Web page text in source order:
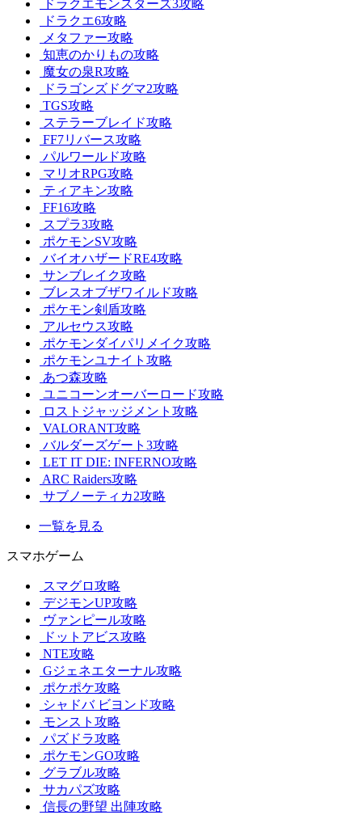
ドラクエモンスターズ3攻略
ドラクエ6攻略
メタファー攻略
知恵のかりもの攻略
魔女の泉R攻略
ドラゴンズドグマ2攻略
TGS攻略
ステラーブレイド攻略
FF7リバース攻略
パルワールド攻略
マリオRPG攻略
ティアキン攻略
FF16攻略
スプラ3攻略
ポケモンSV攻略
バイオハザードRE4攻略
サンブレイク攻略
ブレスオブザワイルド攻略
ポケモン剣盾攻略
アルセウス攻略
ポケモンダイパリメイク攻略
ポケモンユナイト攻略
あつ森攻略
ユニコーンオーバーロード攻略
ロストジャッジメント攻略
VALORANT攻略
バルダーズゲート3攻略
LET IT DIE: INFERNO攻略
ARC Raiders攻略
サブノーティカ2攻略
一覧を見る
スマホゲーム
スマグロ攻略
デジモンUP攻略
ヴァンピール攻略
ドットアビス攻略
NTE攻略
Gジェネエターナル攻略
ポケポケ攻略
シャドバ ビヨンド攻略
モンスト攻略
パズドラ攻略
ポケモンGO攻略
グラブル攻略
サカパズ攻略
信長の野望 出陣攻略